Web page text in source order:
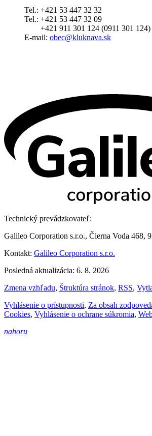
Tel.: +421 53 447 32 32
Tel.: +421 53 447 32 09
+421 911 301 124 (0911 301 124)
E-mail: obec@kluknava.sk
Technický prevádzkovateľ:
Galileo Corporation s.r.o., Čierna Voda 468,
Kontakt: Galileo Corporation s.r.o.
Posledná aktualizácia: 6. 8. 2026
Zmena vzhľadu, Štruktúra stránok, RSS,
Vyhlásenie o prístupnosti, Za obsah
Cookies, Vyhlásenie o ochrane súkromia,
nahoru